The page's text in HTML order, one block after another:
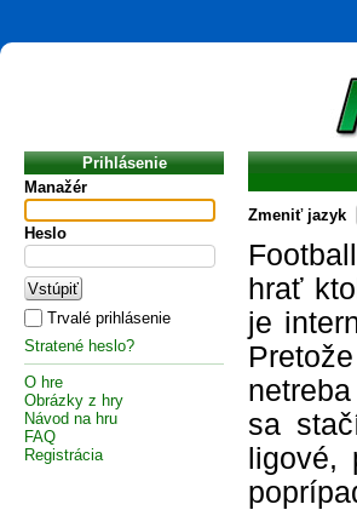
Prihlásenie
Manažér
Heslo
Trvalé prihlásenie
Stratené heslo?
O hre
Obrázky z hry
Návod na hru
FAQ
Registrácia
Zmeniť jazyk
hrať
je
sa